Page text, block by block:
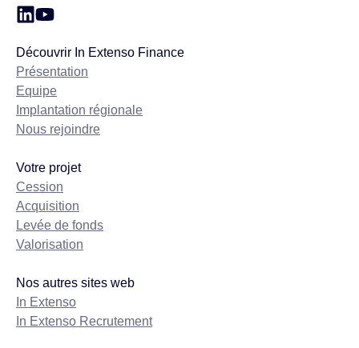
Découvrir In Extenso Finance
Présentation
Equipe
Implantation régionale
Nous rejoindre
Votre projet
Cession
Acquisition
Levée de fonds
Valorisation
Nos autres sites web
In Extenso
In Extenso Recrutement